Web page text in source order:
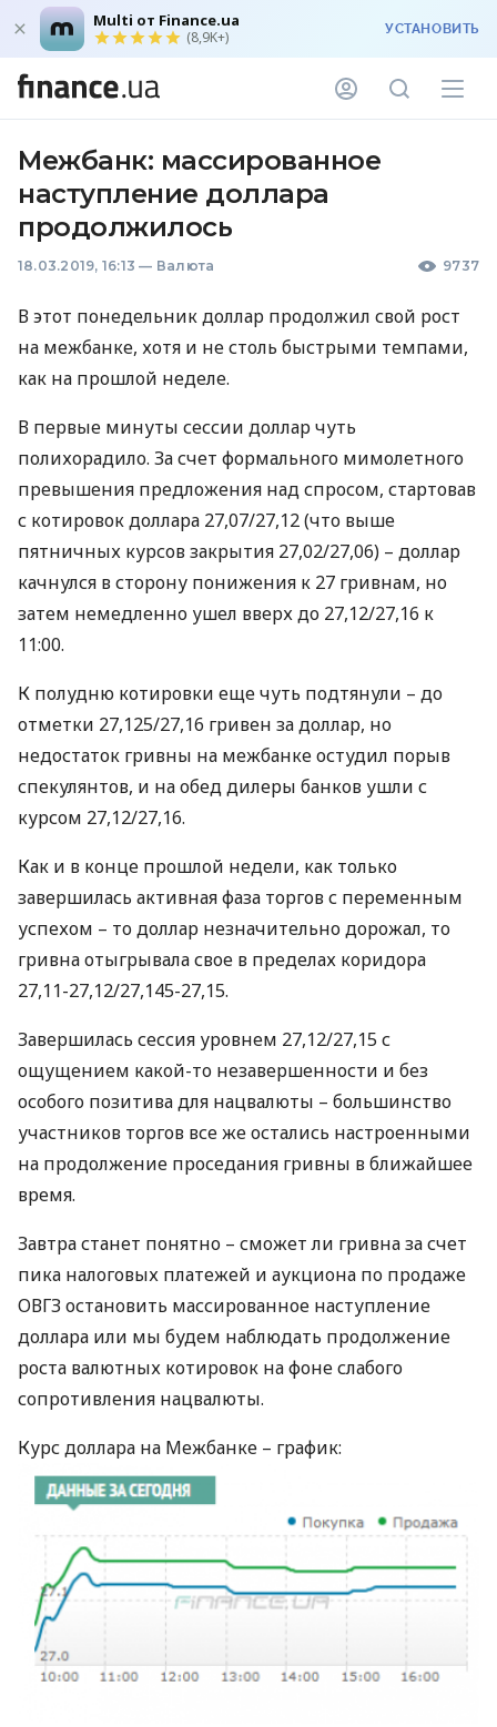
Multi от Finance.ua
(8,9K+) УСТАНОВИТЬ
Межбанк: массированное
наступление доллара
продолжилось
18.03.2019, 16:13 — Валюта 9737
В этот понедельник доллар продолжил свой рост
на межбанке, хотя и не столь быстрыми темпами,
как на прошлой неделе.
В первые минуты сессии доллар чуть
полихорадило. За счет формального мимолетного
превышения предложения над спросом, стартовав
с котировок доллара 27,07/27,12 (что выше
пятничных курсов закрытия 27,02/27,06) – доллар
качнулся в сторону понижения к 27 гривнам, но
затем немедленно ушел вверх до 27,12/27,16 к
11:00.
К полудню котировки еще чуть подтянули – до
отметки 27,125/27,16 гривен за доллар, но
недостаток гривны на межбанке остудил порыв
спекулянтов, и на обед дилеры банков ушли с
курсом 27,12/27,16.
Как и в конце прошлой недели, как только
завершилась активная фаза торгов с переменным
успехом – то доллар незначительно дорожал, то
гривна отыгрывала свое в пределах коридора
27,11-27,12/27,145-27,15.
Завершилась сессия уровнем 27,12/27,15 с
ощущением какой-то незавершенности и без
особого позитива для нацвалюты – большинство
участников торгов все же остались настроенными
на продолжение проседания гривны в ближайшее
время.
Завтра станет понятно – сможет ли гривна за счет
пика налоговых платежей и аукциона по продаже
ОВГЗостановить массированное наступление
доллара или мы будем наблюдать продолжение
роста валютных котировок на фоне слабого
сопротивления нацвалюты.
Курс доллара на Межбанке – график: